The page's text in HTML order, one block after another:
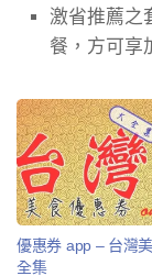
激省推薦之
餐，方可享
優惠券 app – 台灣
全集